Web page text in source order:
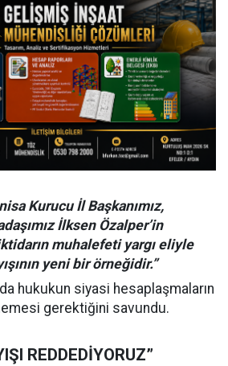
Kurucu İl Başkanımız,
İlksen Özalper’in
muhalefeti yargı eliyle
yeni bir örneğidir.”
hukukun siyasi hesaplaşmaların
gerektiğini savundu.
REDDEDİYORUZ”